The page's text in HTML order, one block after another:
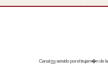
Canalrssservido por eltrujam�nde